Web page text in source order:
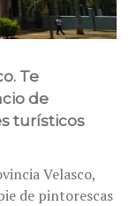
Te
de
turísticos
Velasco,
de pintorescas